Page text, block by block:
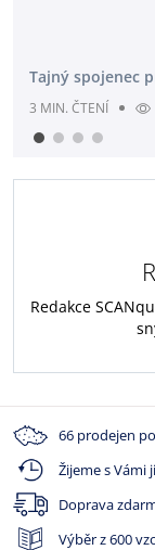
Tajný spojenec
3 MIN. ČTENÍ
Redakce
66 prodejen
Žijeme s Vámi
Doprava
Výběr z 600